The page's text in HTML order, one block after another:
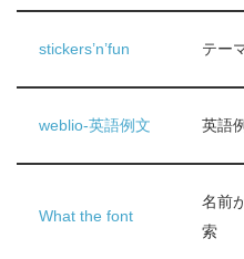
stickers’n’fun テー
weblio-英語例文 英語
What the font
名前
索